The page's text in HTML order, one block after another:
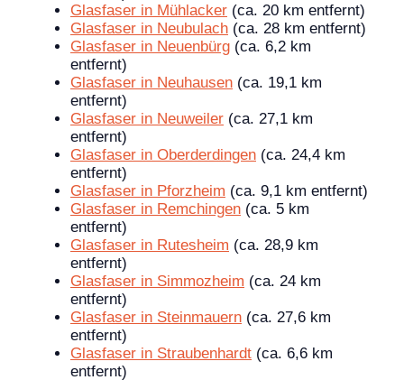
Glasfaser in Mühlacker (ca. 20 km entfernt)
Glasfaser in Neubulach (ca. 28 km entfernt)
Glasfaser in Neuenbürg (ca. 6,2 km
entfernt)
Glasfaser in Neuhausen (ca. 19,1 km
entfernt)
Glasfaser in Neuweiler (ca. 27,1 km
entfernt)
Glasfaser in Oberderdingen (ca. 24,4 km
entfernt)
Glasfaser in Pforzheim (ca. 9,1 km entfernt)
Glasfaser in Remchingen (ca. 5 km
entfernt)
Glasfaser in Rutesheim (ca. 28,9 km
entfernt)
Glasfaser in Simmozheim (ca. 24 km
entfernt)
Glasfaser in Steinmauern (ca. 27,6 km
entfernt)
Glasfaser in Straubenhardt (ca. 6,6 km
entfernt)